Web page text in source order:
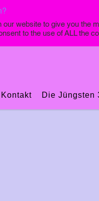
Kontakt Die Jüngsten
our website to give you the
to the use of ALL the